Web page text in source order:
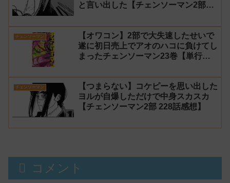
と言い出した【チェンソーマン2部
チェンソーマン
【オワコン】2部で大失速したせいで
遂に初日売上でアオのハコに負けてし
まったチェンソーマン23巻【単行
チェンソーマン
【つまらない】コケピーを思い出した
ヨルが自爆しただけで中身スカスカ
【チェンソーマン2部 228話感想】
コメント